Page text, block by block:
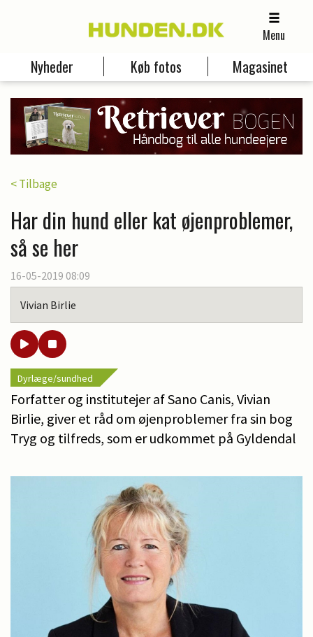
Menu
Nyheder Køb fotos Magasinet
< Tilbage
Har din hund eller kat øjenproblemer,
så se her
16-05-2019 08:09
Vivian Birlie
Dyrlæge/sundhed
Forfatter og institutejer af Sano Canis, Vivian
Birlie, giver et råd om øjenproblemer fra sin bog
Tryg og tilfreds, som er udkommet på Gyldendal